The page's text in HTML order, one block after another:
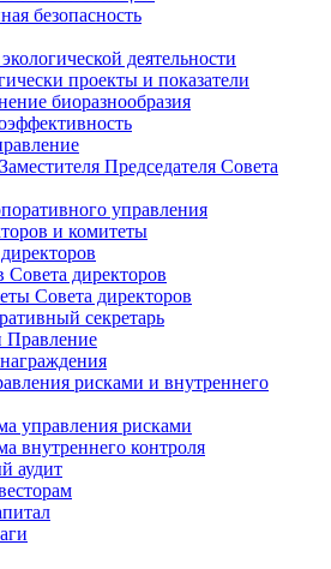
безопасность
деятельности
проекты и показатели
биоразнообразия
Председателя Совета
управления
и комитеты
Совета директоров
Совета директоров
секретарь
Правление
рисками и внутреннего
управления рисками
внутреннего контроля
аудит